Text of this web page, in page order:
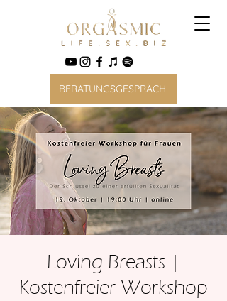
BERATUNGSGESPRÄCH
Loving Breasts |
Kostenfreier Workshop